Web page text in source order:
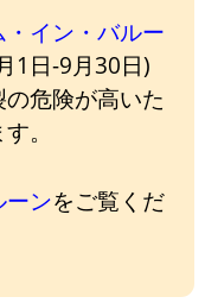
・イン・バルー
1日-9月30日)
危険が高いた
。
ーンをご覧くだ